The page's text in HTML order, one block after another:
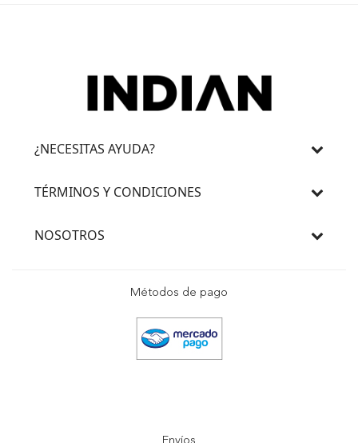
¿NECESITAS AYUDA?
TÉRMINOS Y CONDICIONES
NOSOTROS
Métodos de pago